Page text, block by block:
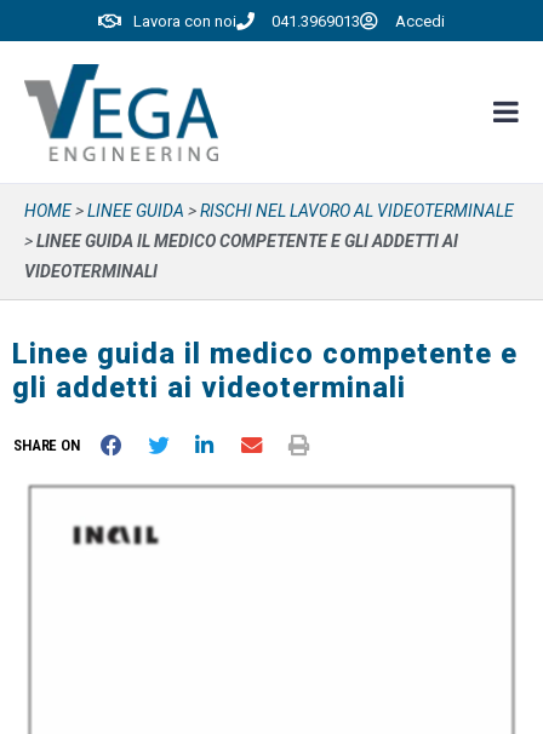
Lavora con noi 041.3969013 Accedi
HOME>LINEE GUIDA >RISCHI NEL LAVORO AL VIDEOTERMINALE
>LINEE GUIDA IL MEDICO COMPETENTE E GLI ADDETTI AI
VIDEOTERMINALI
Linee guida il medico competente e
gli addetti ai videoterminali
SHARE ON